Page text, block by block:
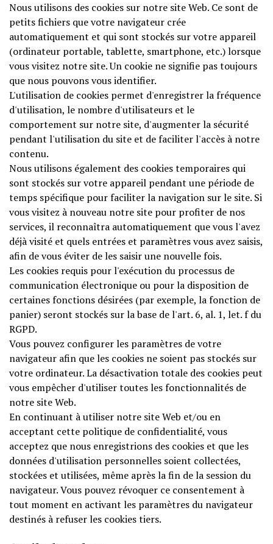
Nous utilisons des cookies sur notre site Web. Ce sont de
petits fichiers que votre navigateur crée
automatiquement et qui sont stockés sur votre appareil
(ordinateur portable, tablette, smartphone, etc.) lorsque
vous visitez notre site. Un cookie ne signifie pas toujours
que nous pouvons vous identifier.
L'utilisation de cookies permet d'enregistrer la fréquence
d'utilisation, le nombre d'utilisateurs et le
comportement sur notre site, d'augmenter la sécurité
pendant l'utilisation du site et de faciliter l'accès à notre
contenu.
Nous utilisons également des cookies temporaires qui
sont stockés sur votre appareil pendant une période de
temps spécifique pour faciliter la navigation sur le site. Si
vous visitez à nouveau notre site pour profiter de nos
services, il reconnaîtra automatiquement que vous l'avez
déjà visité et quels entrées et paramètres vous avez saisis,
afin de vous éviter de les saisir une nouvelle fois.
Les cookies requis pour l'exécution du processus de
communication électronique ou pour la disposition de
certaines fonctions désirées (par exemple, la fonction de
panier) seront stockés sur la base de l'art. 6, al. 1, let. f du
RGPD.
Vous pouvez configurer les paramètres de votre
navigateur afin que les cookies ne soient pas stockés sur
votre ordinateur. La désactivation totale des cookies peut
vous empêcher d'utiliser toutes les fonctionnalités de
notre site Web.
En continuant à utiliser notre site Web et/ou en
acceptant cette politique de confidentialité, vous
acceptez que nous enregistrions des cookies et que les
données d'utilisation personnelles soient collectées,
stockées et utilisées, même après la fin de la session du
navigateur. Vous pouvez révoquer ce consentement à
tout moment en activant les paramètres du navigateur
destinés à refuser les cookies tiers.